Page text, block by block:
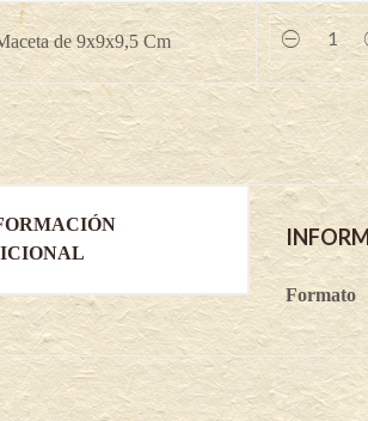
gelb
-
Ribes
uva
crispa
quantity
de 9x9x9,5 Cm
Uva
espina
gelb
-
Ribes
uva
crispa
quantity
Formato